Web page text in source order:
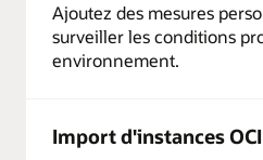
Ajoutez des mesures
surveiller les conditions
environnement.
Import d'instances